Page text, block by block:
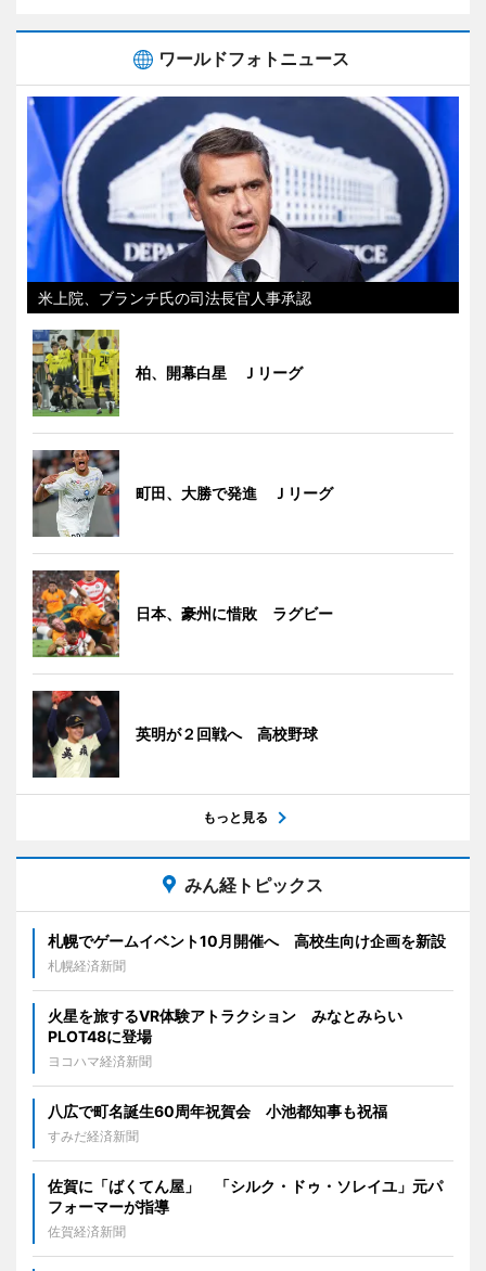
ワールドフォトニュース
米上院、ブランチ氏の司法長官人事承認
柏、開幕白星 Ｊリーグ
町田、大勝で発進 Ｊリーグ
日本、豪州に惜敗 ラグビー
英明が２回戦へ 高校野球
もっと見る
みん経トピックス
札幌でゲームイベント10月開催へ 高校生向け企画を新設
札幌経済新聞
火星を旅するVR体験アトラクション みなとみらい
PLOT48に登場
ヨコハマ経済新聞
八広で町名誕生60周年祝賀会 小池都知事も祝福
すみだ経済新聞
佐賀に「ばくてん屋」 「シルク・ドゥ・ソレイユ」元パ
フォーマーが指導
佐賀経済新聞